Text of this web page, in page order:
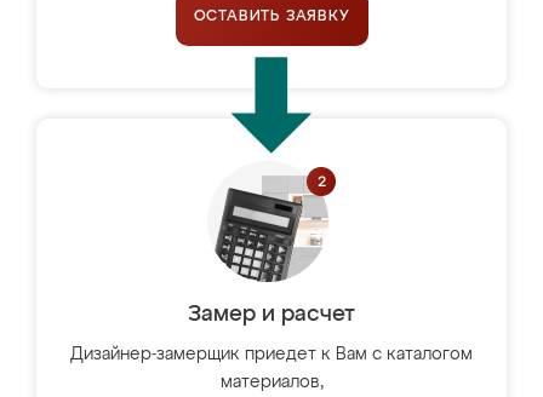
ОСТАВИТЬ ЗАЯВКУ
Замер и расчет
Дизайнер-замерщик приедет к Вам с каталогом
материалов,